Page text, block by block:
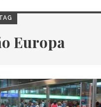
Europa